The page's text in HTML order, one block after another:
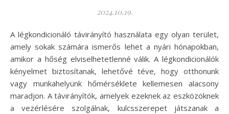
2024.10.19.
A légkondicionáló távirányító használata egy olyan terület,
amely sokak számára ismerős lehet a nyári hónapokban,
amikor a hőség elviselhetetlenné válik. A légkondicionálók
kényelmet biztosítanak, lehetővé téve, hogy otthonunk
vagy munkahelyünk hőmérséklete kellemesen alacsony
maradjon. A távirányítók, amelyek ezeknek az eszközöknek
a vezérlésére szolgálnak, kulcsszerepet játszanak a